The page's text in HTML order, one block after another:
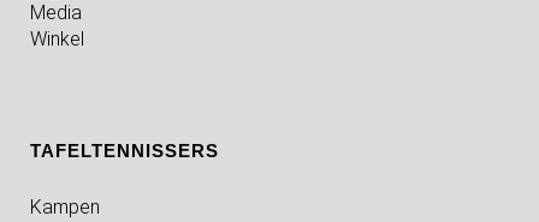
Media
Winkel
TAFELTENNISSERS
Kampen